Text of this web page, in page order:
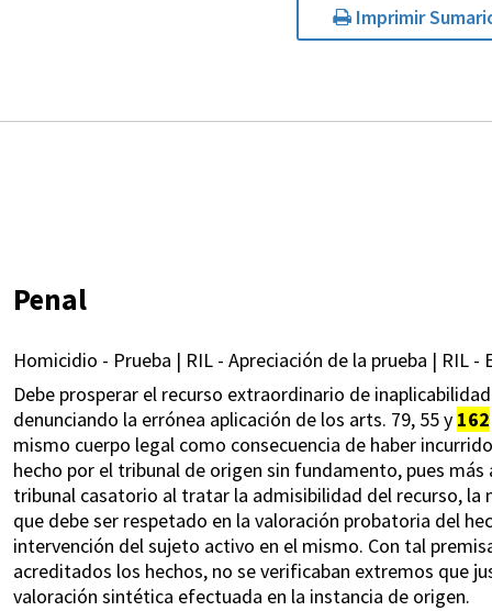
Imprimir
Penal
Homicidio - Prueba | RIL - Apreciación de la prueba | RIL
Debe prosperar el recurso extraordinario de
denunciando la errónea aplicación de los arts. 79, 55 y 162
mismo cuerpo legal como consecuencia de haber
hecho por el tribunal de origen sin fundamento, pues
tribunal casatorio al tratar la admisibilidad del recurso,
que debe ser respetado en la valoración probatoria del
intervención del sujeto activo en el mismo. Con tal
acreditados los hechos, no se verificaban extremos que
valoración sintética efectuada en la instancia de origen.